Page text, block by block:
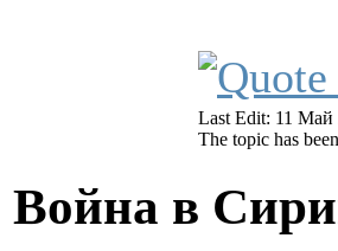
Last Edit: 11 Май
The topic has
Война в